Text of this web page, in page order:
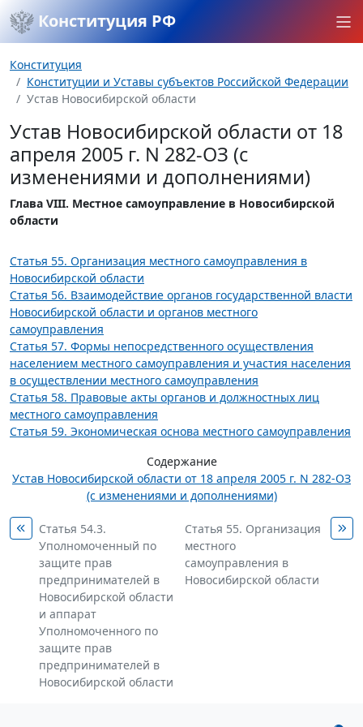
Конституция РФ
Конституция
Конституции и Уставы субъектов Российской Федерации
Устав Новосибирской области
Устав Новосибирской области от 18
апреля 2005 г. N 282-ОЗ (с
изменениями и дополнениями)
Глава VIII. Местное самоуправление в Новосибирской
области
Статья 55. Организация местного самоуправления в
Новосибирской области
Статья 56. Взаимодействие органов государственной власти
Новосибирской области и органов местного
самоуправления
Статья 57. Формы непосредственного осуществления
населением местного самоуправления и участия населения
в осуществлении местного самоуправления
Статья 58. Правовые акты органов и должностных лиц
местного самоуправления
Статья 59. Экономическая основа местного самоуправления
Содержание
Устав Новосибирской области от 18 апреля 2005 г. N 282-ОЗ
(с изменениями и дополнениями)
Статья 54.3.
Уполномоченный по
защите прав
предпринимателей в
Новосибирской области
и аппарат
Уполномоченного по
защите прав
предпринимателей в
Новосибирской области
Статья 55. Организация
местного
самоуправления в
Новосибирской области